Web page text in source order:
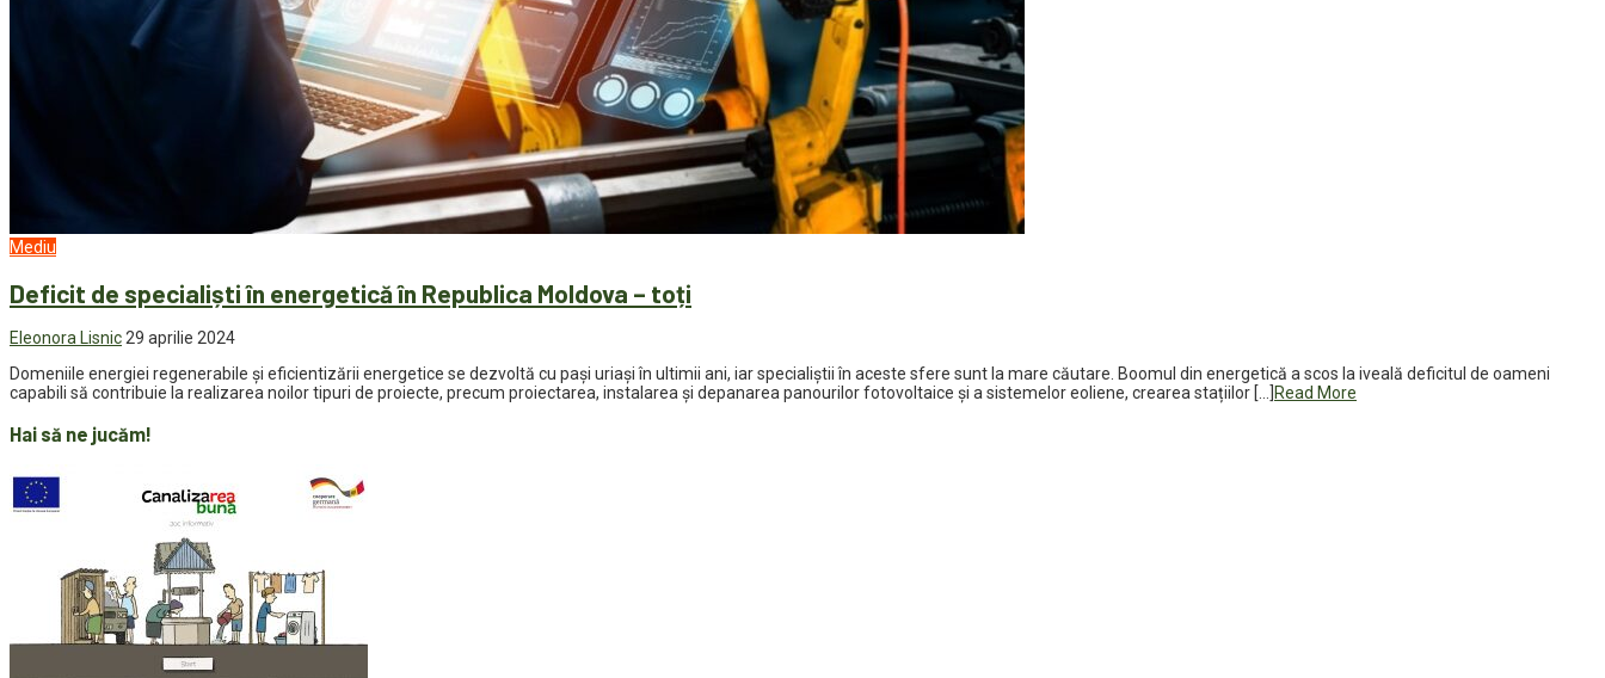
Mediu
Deficit de specialiști în energetică în Republica Moldova – toți
Eleonora Lisnic29 aprilie 2024
Domeniile energiei regenerabile și eficientizării energetice se dezvoltă cu pași uriași în ultimii ani, iar specialiștii în aceste sfere sunt la mare căutare. Boomul din energetică a scos la iveală deficitul de oameni
capabili să contribuie la realizarea noilor tipuri de proiecte, precum proiectarea, instalarea și depanarea panourilor fotovoltaice și a sistemelor eoliene, crearea stațiilor […] Read More
Hai să ne jucăm!